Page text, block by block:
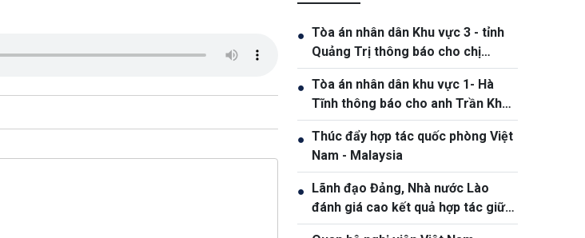
● Tòa án nhân dân Khu vực 3 - tỉnh
Quảng Trị thông báo cho chị
Phạm Thị Giang, sinh ngày
19/10/1991
● Tòa án nhân dân khu vực 1- Hà
Tĩnh thông báo cho anh Trần Khắc
Thanh, sinh năm 1988
● Thúc đẩy hợp tác quốc phòng Việt
Nam - Malaysia
● Lãnh đạo Đảng, Nhà nước Lào
đánh giá cao kết quả hợp tác giữa
Quân đội hai nước Việt Nam và Lào